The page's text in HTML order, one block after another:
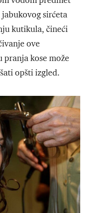
sirćeta
kutikula, čineći
ove
kose može
opšti izgled.